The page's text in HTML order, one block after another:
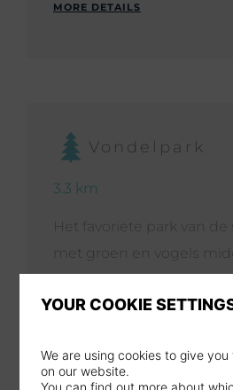
MORE DETAILS
Vondelpark
3.3 km
Het favoriete park van de
met groen en vogels
YOUR COOKIE
We are using cookies to give
on our website.
You can find out more about